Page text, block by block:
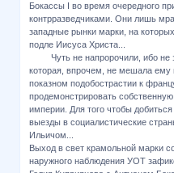
Бокассы I во время очередного
контрразведчиками. Они лишь
западные рынки марки, на
подле Иисуса Христа...
Чуть не напророчили, ибо не
которая, впрочем, не мешала ему
показном подобострастии к
продемонстрировать
империи. Для того чтобы
выезды в социалистические
Ильичом...
Выход в свет крамольной марки
наружного наблюдения УОТ